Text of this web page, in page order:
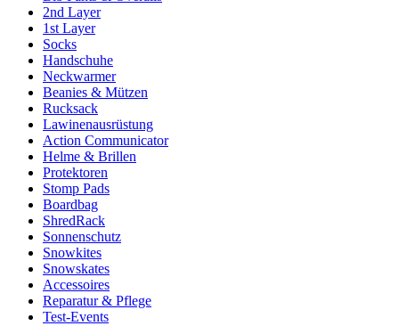
2nd Layer
1st Layer
Socks
Handschuhe
Neckwarmer
Beanies & Mützen
Rucksack
Lawinenausrüstung
Action Communicator
Helme & Brillen
Protektoren
Stomp Pads
Boardbag
ShredRack
Sonnenschutz
Snowkites
Snowskates
Accessoires
Reparatur & Pflege
Test-Events